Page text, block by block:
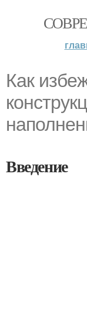
Как
Введение